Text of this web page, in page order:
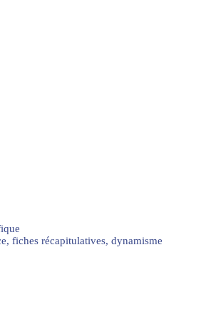
fiches récapitulatives, dynamisme